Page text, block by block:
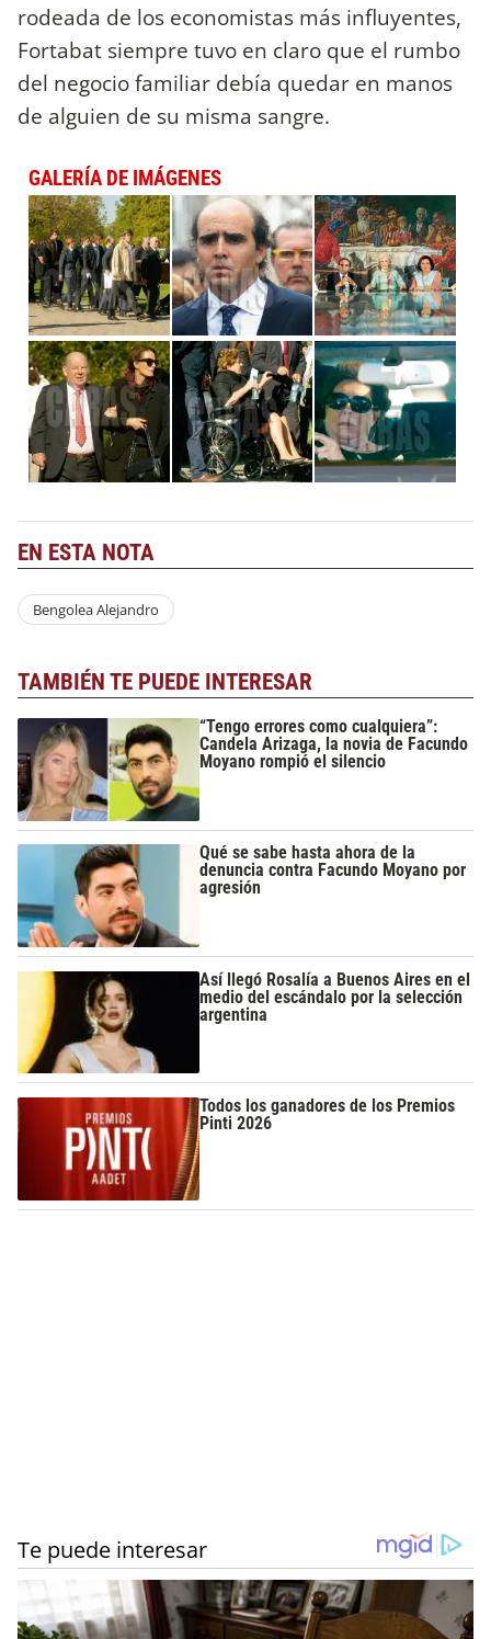
rodeada de los economistas más influyentes,
Fortabat siempre tuvo en claro que el rumbo
del negocio familiar debía quedar en manos
de alguien de su misma sangre.
GALERÍA DE IMÁGENES
EN ESTA NOTA
Bengolea Alejandro
TAMBIÉN TE PUEDE INTERESAR
“Tengo errores como cualquiera”:
Candela Arizaga, la novia de Facundo
Moyano rompió el silencio
Qué se sabe hasta ahora de la
denuncia contra Facundo Moyano por
agresión
Así llegó Rosalía a Buenos Aires en el
medio del escándalo por la selección
argentina
Todos los ganadores de los Premios
Pinti 2026